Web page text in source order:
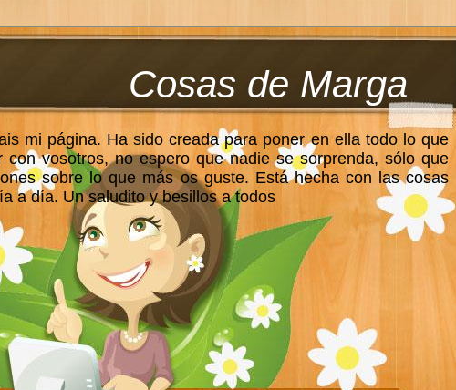
Cosas de Marga
mi página. Ha sido creada para poner en ella todo lo que
con vosotros, no espero que nadie se sorprenda, sólo que
sobre lo que más os guste. Está hecha con las cosas
a día. Un saludito y besillos a todos